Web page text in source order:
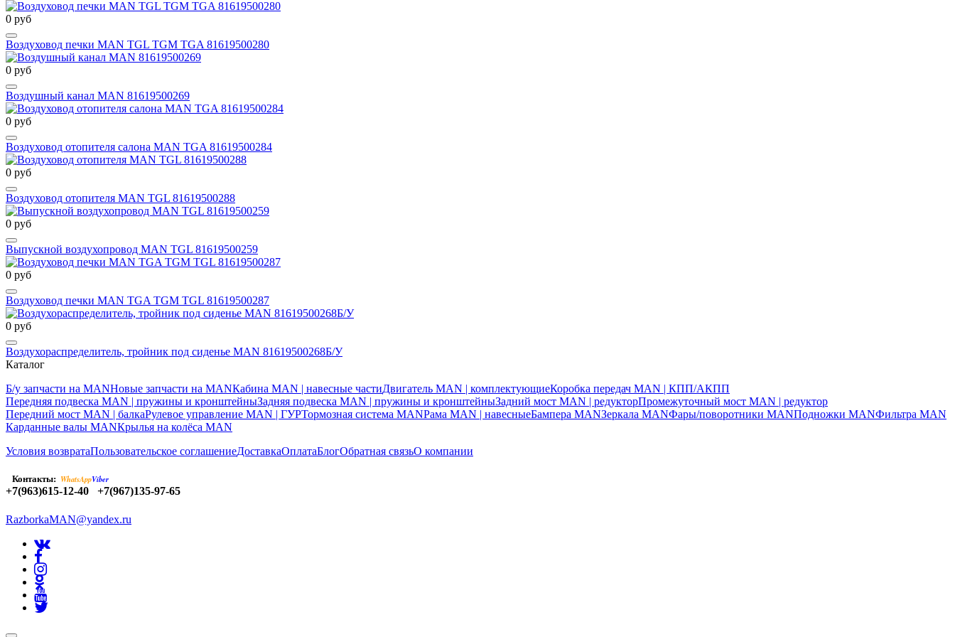
0 руб
Воздуховод печки MAN TGL TGM TGA 81619500280
0 руб
Воздушный канал MAN 81619500269
0 руб
Воздуховод отопителя салона MAN TGA 81619500284
0 руб
Воздуховод отопителя MAN TGL 81619500288
0 руб
Выпускной воздухопровод MAN TGL 81619500259
0 руб
Воздуховод печки MAN TGA TGM TGL 81619500287
0 руб
Воздухораспределитель, тройник под сиденье MAN 81619500268Б/У
Каталог
Б/у запчасти на MANНовые запчасти на MANКабина MAN | навесные частиДвигатель MAN | комплектующиеКоробка передач MAN | КПП/АКПП
Передняя подвеска MAN | пружины и кронштейныЗадняя подвеска MAN | пружины и кронштейныЗадний мост MAN | редукторПромежуточный мост MAN | редуктор
Передний мост MAN | балкаРулевое управление MAN | ГУРТормозная система MANРама MAN | навесныеБампера MANЗеркала MANФары/поворотники MANПодножки MANФильтра MAN
Карданные валы MANКрылья на колёса MAN
Условия возвратаПользовательское соглашениеДоставкаОплатаБлогОбратная связьО компании
Контакты: WhatsAppViber
+7(963)615-12-40 +7(967)135-97-65
RazborkaMAN@yandex.ru